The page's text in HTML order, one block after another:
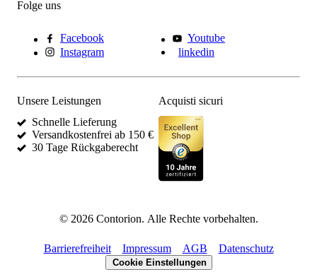
Folge uns
Facebook
Youtube
Instagram
linkedin
Unsere Leistungen
Schnelle Lieferung
Versandkostenfrei ab 150 €
30 Tage Rückgaberecht
Acquisti sicuri
© 2026Contorion. Alle Rechte vorbehalten.
Barrierefreiheit Impressum AGB Datenschutz
Cookie Einstellungen